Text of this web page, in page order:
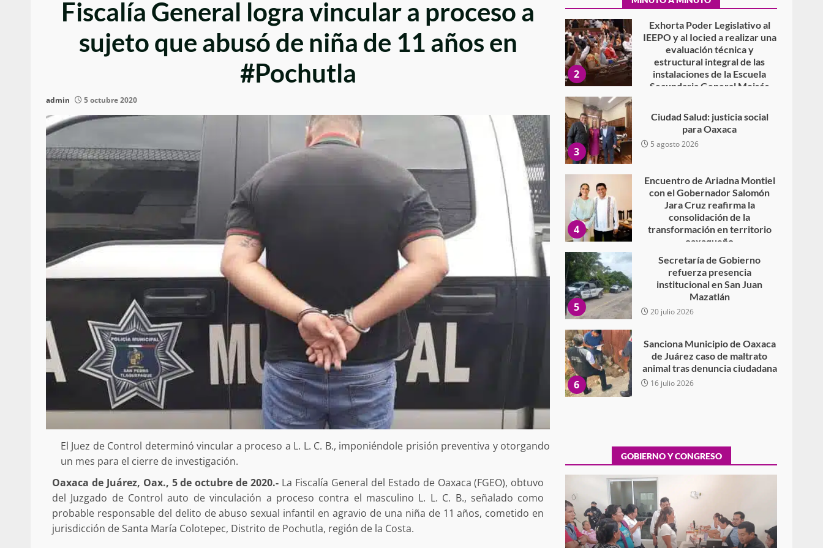
Fiscalía General logra vincular a proceso a
sujeto que abusó de niña de 11 años en
#Pochutla
admin 5 octubre 2020
El Juez de Control determinó vincular a proceso a L. L. C. B., imponiéndole prisión preventiva y otorgando
un mes para el cierre de investigación.
Oaxaca de Juárez, Oax., 5 de octubre de 2020.- La Fiscalía General del Estado de Oaxaca (FGEO), obtuvo
del Juzgado de Control auto de vinculación a proceso contra el masculino L. L. C. B., señalado como
probable responsable del delito de abuso sexual infantil en agravio de una niña de 11 años, cometido en
jurisdicción de Santa María Colotepec, Distrito de Pochutla, región de la Costa.
2
Exhorta Poder Legislativo al
IEEPO y al Iocied a realizar una
evaluación técnica y
estructural integral de las
instalaciones de la Escuela
Secundaria General Moisés
5 agosto 2026
3
Ciudad Salud: justicia social
para Oaxaca
5 agosto 2026
4
Encuentro de Ariadna Montiel
con el Gobernador Salomón
Jara Cruz reafirma la
consolidación de la
transformación en territorio
oaxaqueño
30 julio 2026
5
Secretaría de Gobierno
refuerza presencia
institucional en San Juan
Mazatlán
20 julio 2026
6
Sanciona Municipio de Oaxaca
de Juárez caso de maltrato
animal tras denuncia ciudadana
16 julio 2026
7
delincuencia organizada y
contrabando
16 julio 2026
1
Avanza con orden y
tranquilidad el proceso
electoral extraordinario de
Santiago Xanica: Jesús Romero
7 agosto 2026
GOBIERNO Y CONGRESO
Exhorta Poder Legislativo al IEEPO y al Iocied
a realizar una evaluación técnica y